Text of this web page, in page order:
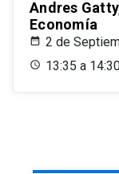
Andres
Economía
2 de
13:35 a